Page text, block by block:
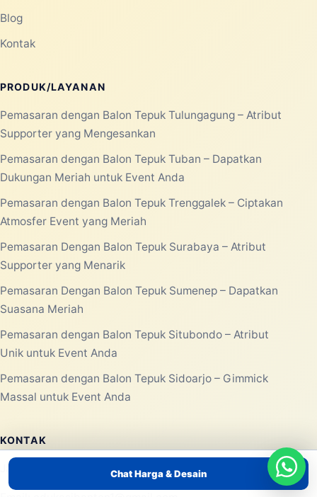
Chat Harga & Desain
Blog
Kontak
PRODUK/LAYANAN
Pemasaran dengan Balon Tepuk Tulungagung – Atribut
Supporter yang Mengesankan
Pemasaran dengan Balon Tepuk Tuban – Dapatkan
Dukungan Meriah untuk Event Anda
Pemasaran dengan Balon Tepuk Trenggalek – Ciptakan
Atmosfer Event yang Meriah
Pemasaran Dengan Balon Tepuk Surabaya – Atribut
Supporter yang Menarik
Pemasaran Dengan Balon Tepuk Sumenep – Dapatkan
Suasana Meriah
Pemasaran dengan Balon Tepuk Situbondo – Atribut
Unik untuk Event Anda
Pemasaran dengan Balon Tepuk Sidoarjo – Gimmick
Massal untuk Event Anda
KONTAK
Jabodetabek, Indonesia